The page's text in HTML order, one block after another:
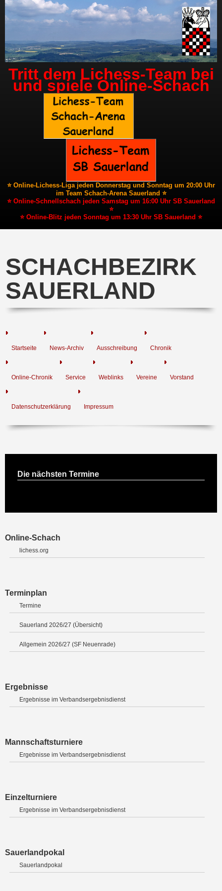
Tritt dem Lichess-Team bei
und spiele Online-Schach
⭐ Online-Lichess-Liga jeden Donnerstag und Sonntag um 20:00 Uhr
im Team Schach-Arena Sauerland ⭐
⭐ Online-Schnellschach jeden Samstag um 16:00 Uhr SB Sauerland
⭐
⭐ Online-Blitz jeden Sonntag um 13:30 Uhr SB Sauerland ⭐
SCHACHBEZIRK
SAUERLAND
Startseite News-Archiv Ausschreibung Chronik
Online-Chronik Service Weblinks Vereine Vorstand
Datenschutzerklärung Impressum
Die nächsten Termine
Online-Schach
lichess.org
Terminplan
Termine
Sauerland 2026/27 (Übersicht)
Allgemein 2026/27 (SF Neuenrade)
Ergebnisse
Ergebnisse im Verbandsergebnisdienst
Mannschaftsturniere
Ergebnisse im Verbandsergebnisdienst
Einzelturniere
Ergebnisse im Verbandsergebnisdienst
Sauerlandpokal
Sauerlandpokal